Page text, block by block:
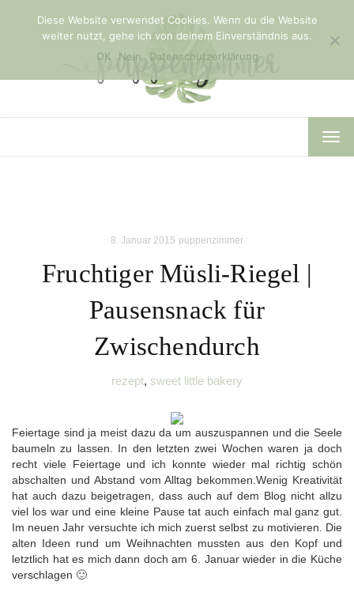
8. Januar 2015 puppenzimmer
Fruchtiger Müsli-Riegel |
Pausensnack für
Zwischendurch
rezept, sweet little bakery
Feiertage sind ja meist dazu da um auszuspannen und die Seele
baumeln zu lassen. In den letzten zwei Wochen waren ja doch
recht viele Feiertage und ich konnte wieder mal richtig schön
abschalten und Abstand vom Alltag bekommen.Wenig Kreativität
hat auch dazu beigetragen, dass auch auf dem Blog nicht allzu
viel los war und eine kleine Pause tat auch einfach mal ganz gut.
Im neuen Jahr versuchte ich mich zuerst selbst zu motivieren. Die
alten Ideen rund um Weihnachten mussten aus den Kopf und
letztlich hat es mich dann doch am 6. Januar wieder in die Küche
verschlagen 🙂
Diese Website verwendet Cookies. Wenn du die Website
weiter nutzt, gehe ich von deinem Einverständnis aus.
OK
Nein Datenschutzerklärung